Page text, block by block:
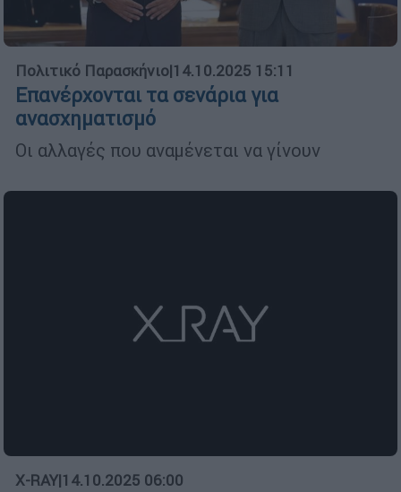
Πολιτικό Παρασκήνιο|14.10.2025 15:11
Επανέρχονται τα σενάρια για
ανασχηματισμό
Οι αλλαγές που αναμένεται να γίνουν
X-RAY|14.10.2025 06:00